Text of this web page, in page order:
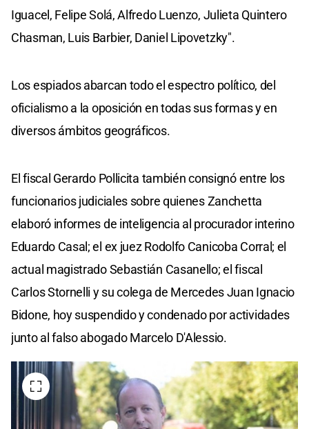
Iguacel, Felipe Solá, Alfredo Luenzo, Julieta Quintero
Chasman, Luis Barbier, Daniel Lipovetzky".
Los espiados abarcan todo el espectro político, del
oficialismo a la oposición en todas sus formas y en
diversos ámbitos geográficos.
El fiscal Gerardo Pollicita también consignó entre los
funcionarios judiciales sobre quienes Zanchetta
elaboró informes de inteligencia al procurador interino
Eduardo Casal; el ex juez Rodolfo Canicoba Corral; el
actual magistrado Sebastián Casanello; el fiscal
Carlos Stornelli y su colega de Mercedes Juan Ignacio
Bidone, hoy suspendido y condenado por actividades
junto al falso abogado Marcelo D'Alessio.